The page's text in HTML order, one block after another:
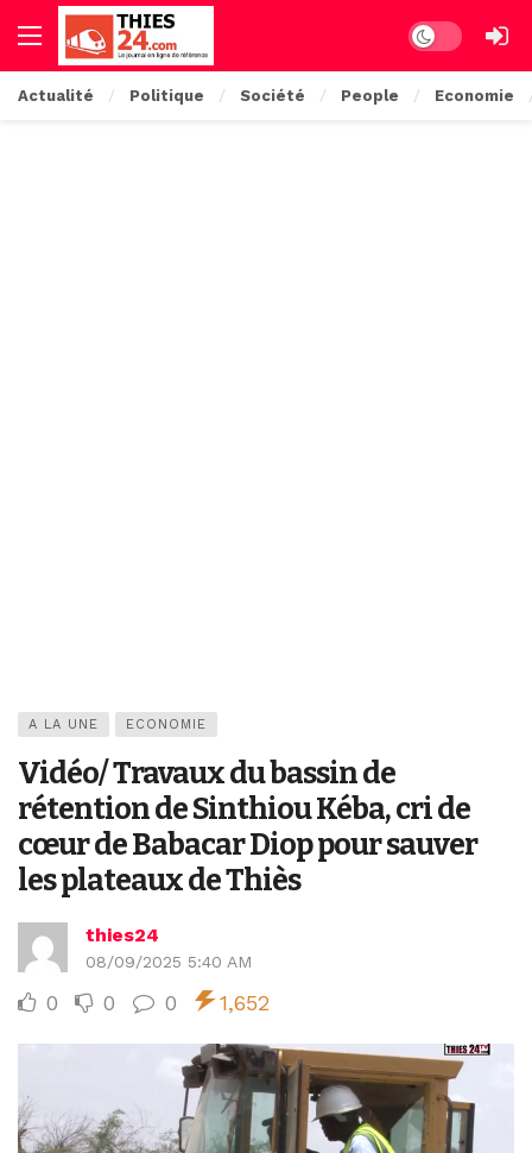
Dark mode
Actualité Politique Société People Economie
A LA UNE ECONOMIE
Vidéo/ Travaux du bassin de
rétention de Sinthiou Kéba, cri de
cœur de Babacar Diop pour sauver
les plateaux de Thiès
thies24
08/09/2025 5:40 AM
0 0 0 1,652